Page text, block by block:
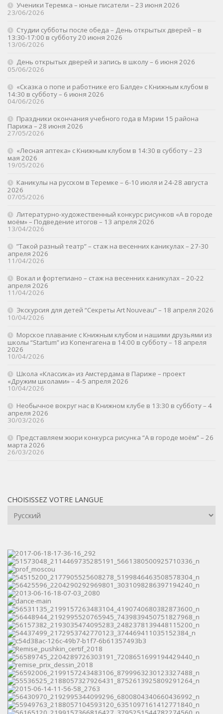
Ученики Теремка – юные писатели – 23 июня 2026
23/06/2026
Студии субботы после обеда – День открытых дверей – в
13:30-17:00 в субботу 20 июня 2026
13/06/2026
День открытых дверей и запись в школу – 6 июня 2026
05/06/2026
«Сказка о попе и работнике его Балде» с Книжным клубом в
14:30 в субботу – 6 июня 2026
04/06/2026
Праздники окончания учебного года в Мэрии 15 района
Парижа – 28 июня 2026
27/05/2026
«Лесная аптека» с Книжным клубом в 14:30 в субботу – 23
мая 2026
19/05/2026
Каникулы на русском в Теремке – 6-10 июля и 24-28 августа
2026
07/05/2026
Литературно-художественный конкурс рисунков «А в городе
моём» – Подведение итогов – 13 апреля 2026
13/04/2026
”Такой разный театр” – стаж на весенних каникулах – 27-30
апреля 2026
11/04/2026
Вокал и фортепиано – стаж на весенних каникулах – 20-22
апреля 2026
11/04/2026
Экскурсия для детей “Секреты Art Nouveau” – 18 апреля 2026
10/04/2026
Морское плавание с Книжным клубом и нашими друзьями из
школы “Startum” из Копенгагена в 14:00 в субботу – 18 апреля
2026
10/04/2026
Школа «Классика» из Амстердама в Париже – проект
«Дружим школами» – 4-5 апреля 2026
10/04/2026
Необычное вокруг нас в Книжном клубе в 13:30 в субботу – 4
апреля 2026
30/03/2026
Представляем жюри конкурса рисунка “А в городе моём” – 26
марта 2026
26/03/2026
CHOISISSEZ VOTRE LANGUE